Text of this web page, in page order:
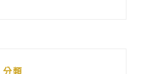
分類